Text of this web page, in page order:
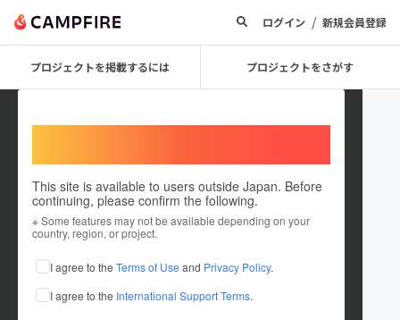
ログイン / 新規会員登録
プロジェクトを掲載するには プロジェクトをさがす
This site is available to users outside Japan. Before
continuing, please confirm the following.
※ Some features may not be available depending on your
country, region, or project.
I agree to the Terms of Use and Privacy Policy.
I agree to the International Support Terms.
杉原 祐一
これまでに1件のプロジェクトを投稿しています
在住国：日本 現在地：島根県